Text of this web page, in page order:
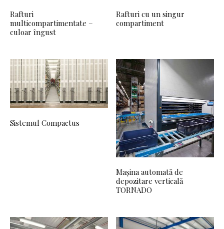
Rafturi
multicompartimentate –
culoar îngust
Rafturi cu un singur
compartiment
Sistemul Compactus
Mașina automată de
depozitare verticală
TORNADO